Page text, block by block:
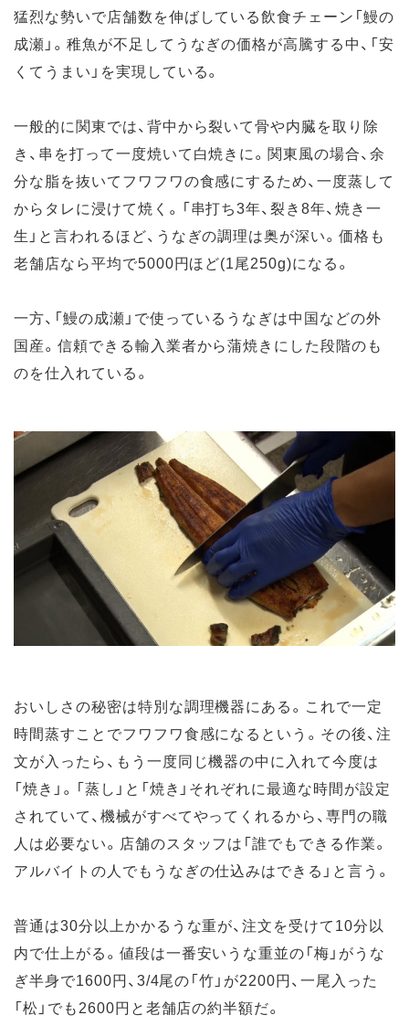
猛烈な勢いで店舗数を伸ばしている飲食チェーン「鰻の
成瀬」。稚魚が不足してうなぎの価格が高騰する中、「安
くてうまい」を実現している。
一般的に関東では、背中から裂いて骨や内臓を取り除
き、串を打って一度焼いて白焼きに。関東風の場合、余
分な脂を抜いてフワフワの食感にするため、一度蒸して
からタレに浸けて焼く。「串打ち3年、裂き8年、焼き一
生」と言われるほど、うなぎの調理は奥が深い。価格も
老舗店なら平均で5000円ほど(1尾250g)になる。
一方、「鰻の成瀬」で使っているうなぎは中国などの外
国産。信頼できる輸入業者から蒲焼きにした段階のも
のを仕入れている。
おいしさの秘密は特別な調理機器にある。これで一定
時間蒸すことでフワフワ食感になるという。その後、注
文が入ったら、もう一度同じ機器の中に入れて今度は
「焼き」。「蒸し」と「焼き」それぞれに最適な時間が設定
されていて、機械がすべてやってくれるから、専門の職
人は必要ない。店舗のスタッフは「誰でもできる作業。
アルバイトの人でもうなぎの仕込みはできる」と言う。
普通は30分以上かかるうな重が、注文を受けて10分以
内で仕上がる。値段は一番安いうな重並の「梅」がうな
ぎ半身で1600円、3/4尾の「竹」が2200円、一尾入った
「松」でも2600円と老舗店の約半額だ。